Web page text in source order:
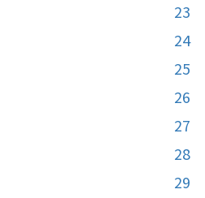
23
24
25
26
27
28
29